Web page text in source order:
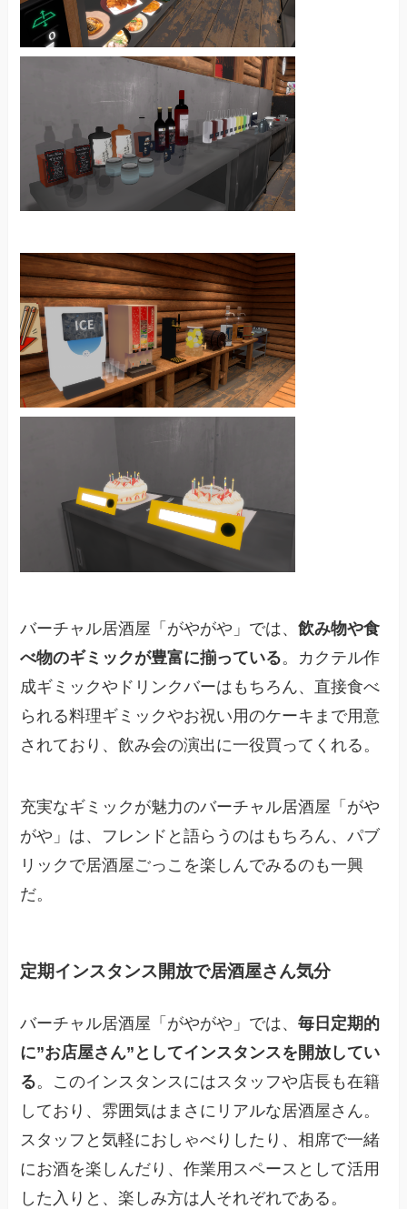
バーチャル居酒屋「がやがや」では、飲み物や食
べ物のギミックが豊富に揃っている。カクテル作
成ギミックやドリンクバーはもちろん、直接食べ
られる料理ギミックやお祝い用のケーキまで用意
されており、飲み会の演出に一役買ってくれる。
充実なギミックが魅力のバーチャル居酒屋「がや
がや」は、フレンドと語らうのはもちろん、パブ
リックで居酒屋ごっこを楽しんでみるのも一興
だ。
定期インスタンス開放で居酒屋さん気分
バーチャル居酒屋「がやがや」では、毎日定期的
に”お店屋さん”としてインスタンスを開放してい
る。このインスタンスにはスタッフや店長も在籍
しており、雰囲気はまさにリアルな居酒屋さん。
スタッフと気軽におしゃべりしたり、相席で一緒
にお酒を楽しんだり、作業用スペースとして活用
した入りと、楽しみ方は人それぞれである。